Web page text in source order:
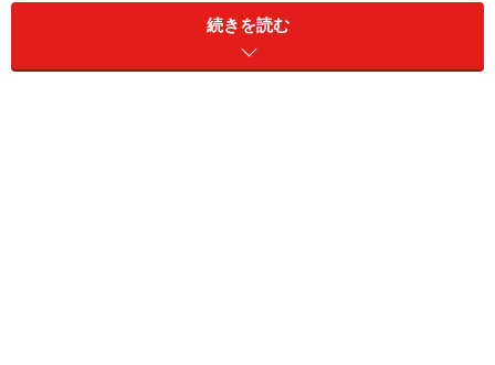
あたりに50以上もの花粉が飛んで来ていることになるの
続きを読む